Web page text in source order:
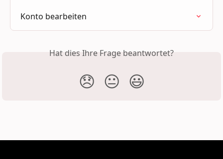
Konto bearbeiten
Hat dies Ihre Frage beantwortet?
😞 😐 😃